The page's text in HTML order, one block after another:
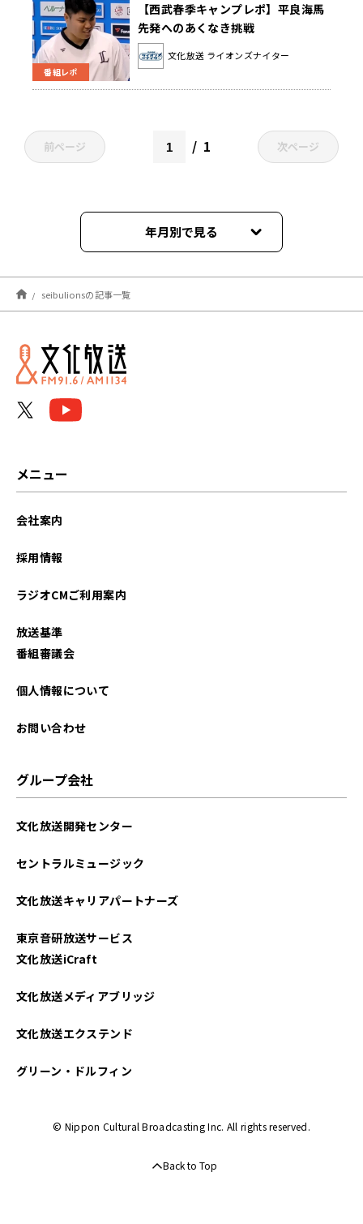
番組レポ
【西武春季キャンプレポ】平良海馬
先発へのあくなき挑戦
文化放送 ライオンズナイター
前ページ 1 次ページ
年月別で見る
2026年08月
2026年07月
2026年06月
2025年09月
2025年06月
2025年01月
2024年12月
2024年11月
seibulionsの記事一覧
メニュー
会社案内
採用情報
ラジオCMご利用案内
放送基準
番組審議会
個人情報について
お問い合わせ
グループ会社
文化放送開発センター
セントラルミュージック
文化放送キャリアパートナーズ
東京音研放送サービス
文化放送iCraft
文化放送メディアブリッジ
文化放送エクステンド
グリーン・ドルフィン
© Nippon Cultural Broadcasting Inc. All rights reserved.
Back to Top